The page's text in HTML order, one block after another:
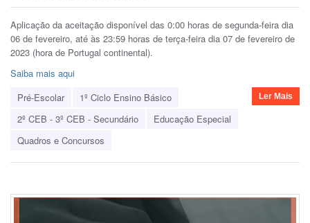
Aplicação da aceitação disponível das 0:00 horas de segunda-feira dia
06 de fevereiro, até às 23:59 horas de terça-feira dia 07 de fevereiro de
2023 (hora de Portugal continental).
Saiba mais aqui
Pré-Escolar
1º Ciclo Ensino Básico
2º CEB - 3º CEB - Secundário
Educação Especial
Quadros e Concursos
Ler Mais